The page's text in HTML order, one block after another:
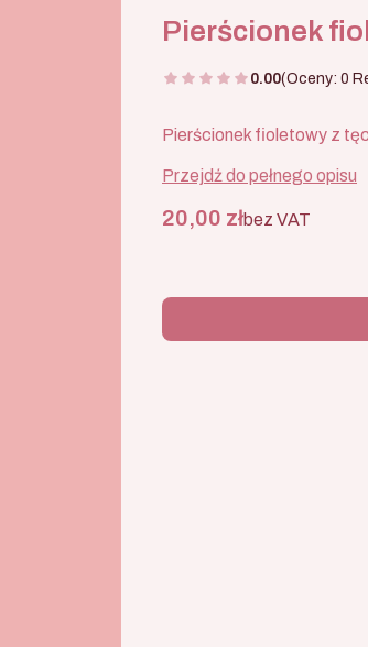
Pierścionek
0.00(Oceny: 0
Pierścionek fioletowy z
Przejdź do pełnego opisu
Cena
20,00 złbez VAT